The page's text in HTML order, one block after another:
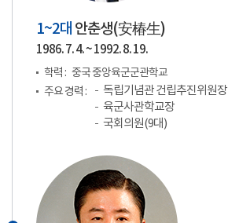
1~2대 안춘생(安椿生)
1986. 7. 4. ~ 1992. 8. 19.
학력 : 중국 중앙육군군관학교
주요 경력 :
독립기념관 건립추진위원장
육군사관학교장
국회의원(9대)